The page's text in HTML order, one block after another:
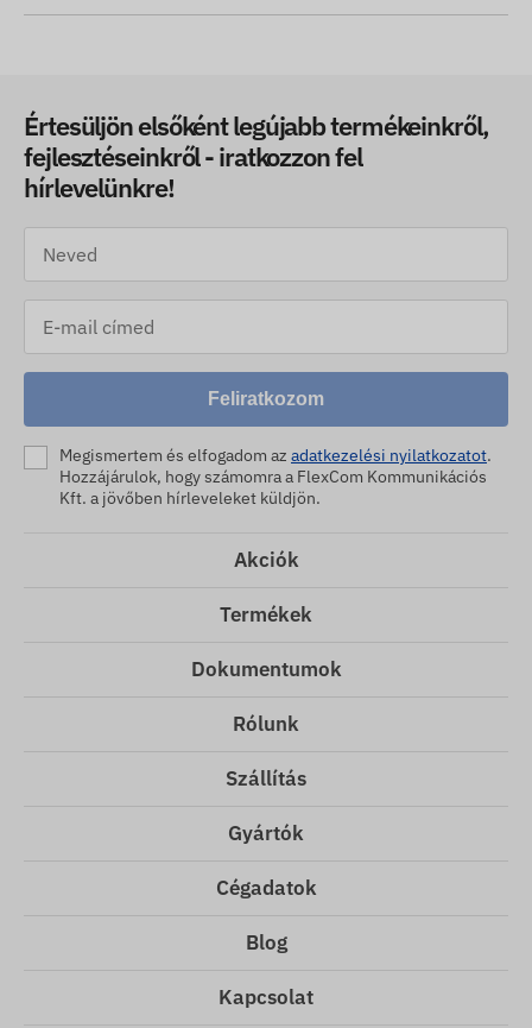
Értesüljön elsőként legújabb termékeinkről,
fejlesztéseinkről - iratkozzon fel
hírlevelünkre!
Feliratkozom
Megismertem és elfogadom az adatkezelési nyilatkozatot.
Hozzájárulok, hogy számomra a FlexCom Kommunikációs
Kft. a jövőben hírleveleket küldjön.
Akciók
Termékek
Dokumentumok
Rólunk
Szállítás
Gyártók
Cégadatok
Blog
Kapcsolat